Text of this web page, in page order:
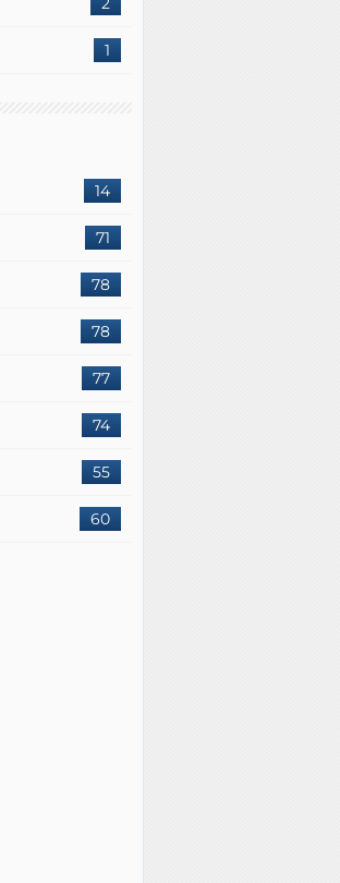
1
14
71
78
78
77
74
55
60